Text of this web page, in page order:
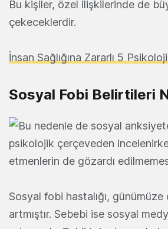
Bu kişiler, özel ilişkilerinde de
çekeceklerdir.
İnsan Sağlığına Zararlı 5
Sosyal Fobi Belirtileri
Sosyal fobi hastalığı,
artmıştır. Sebebi ise sosyal